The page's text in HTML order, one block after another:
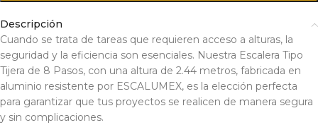
Descripción
Cuando se trata de tareas que requieren acceso a alturas, la
seguridad y la eficiencia son esenciales. Nuestra Escalera Tipo
Tijera de 8 Pasos, con una altura de 2.44 metros, fabricada en
aluminio resistente por ESCALUMEX, es la elección perfecta
para garantizar que tus proyectos se realicen de manera segura
y sin complicaciones.